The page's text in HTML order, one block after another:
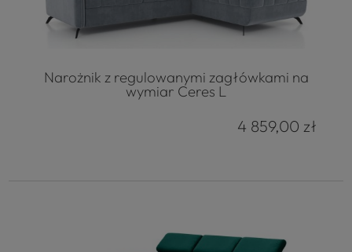
Narożnik z regulowanymi zagłówkami na
wymiar Ceres L
4 859,00 zł